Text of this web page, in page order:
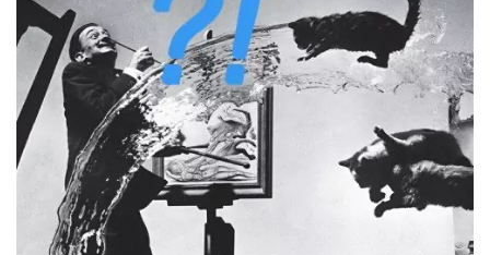
Photographes
Offrir une Carte Cadeau
Panier